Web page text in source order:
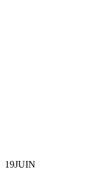
19JUIN